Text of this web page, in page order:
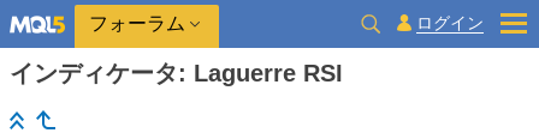
フォーラム ログイン
インディケータ: Laguerre RSI